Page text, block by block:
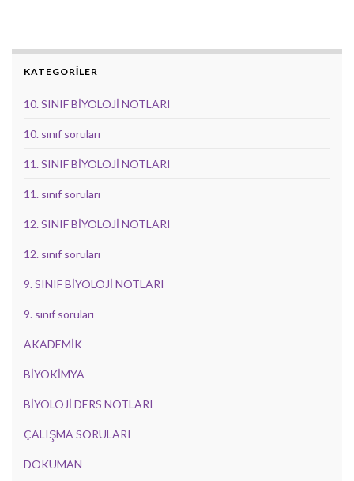
KATEGORİLER
10. SINIF BİYOLOJİ NOTLARI
10. sınıf soruları
11. SINIF BİYOLOJİ NOTLARI
11. sınıf soruları
12. SINIF BİYOLOJİ NOTLARI
12. sınıf soruları
9. SINIF BİYOLOJİ NOTLARI
9. sınıf soruları
AKADEMİK
BİYOKİMYA
BİYOLOJİ DERS NOTLARI
ÇALIŞMA SORULARI
DOKUMAN